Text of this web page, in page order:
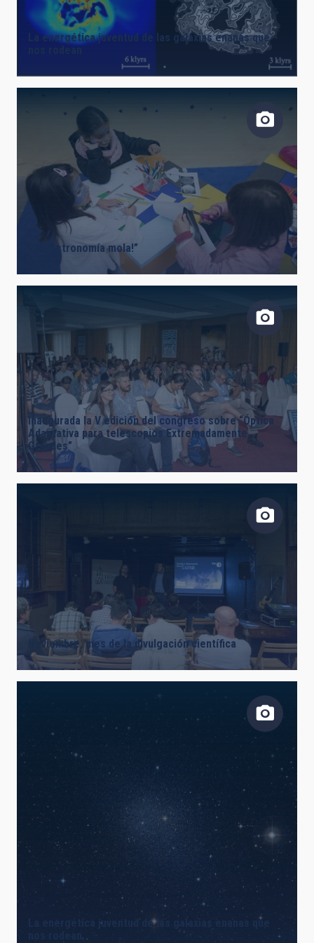
La energética juventud de las galaxias enanas que
nos rodean
“¡La Astronomía mola!”
Inaugurada la V edición del congreso sobre “Óptica
Adaptativa para telescopios Extremadamente
Grandes”
Noviembre, mes de la divulgación científica
La energética juventud de las galaxias enanas que